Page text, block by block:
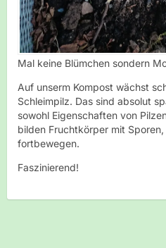
Mal keine Blümchen sondern
Auf unserm Kompost wächst
Schleimpilz. Das sind absolut
sowohl Eigenschaften von
bilden Fruchtkörper mit
fortbewegen.
Faszinierend!